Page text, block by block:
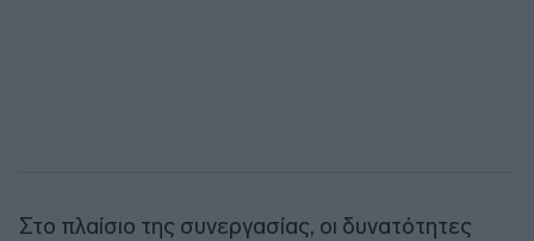
Στο πλαίσιο της συνεργασίας, οι δυνατότητες